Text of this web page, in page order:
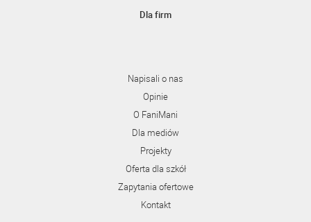
Dla firm
Napisali o nas
Opinie
O FaniMani
Dla mediów
Projekty
Oferta dla szkół
Zapytania ofertowe
Kontakt